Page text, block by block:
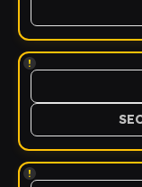
!
!